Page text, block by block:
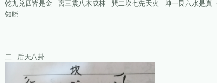
乾九兑四皆是金 离三震八木成林 巽二坎七先天火 坤一艮六水是
知晓
二 后天八卦